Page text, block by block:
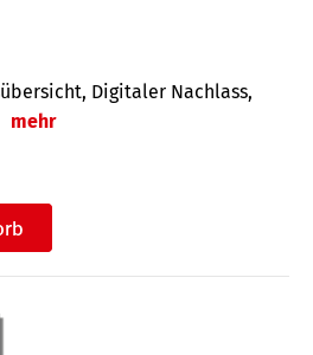
Digitaler Nach­lass,
mehr